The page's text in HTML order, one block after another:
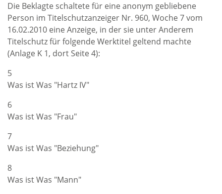
Die Beklagte schaltete für eine anonym gebliebene
Person im Titelschutzanzeiger Nr. 960, Woche 7 vom
16.02.2010 eine Anzeige, in der sie unter Anderem
Titelschutz für folgende Werktitel geltend machte
(Anlage K 1, dort Seite 4):
5
Was ist Was "Hartz IV"
6
Was ist Was "Frau"
7
Was ist Was "Beziehung"
8
Was ist Was "Mann"